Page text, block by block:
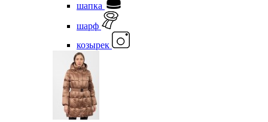
шапка
шарф
козырек